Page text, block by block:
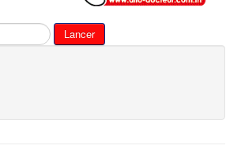
Lancer